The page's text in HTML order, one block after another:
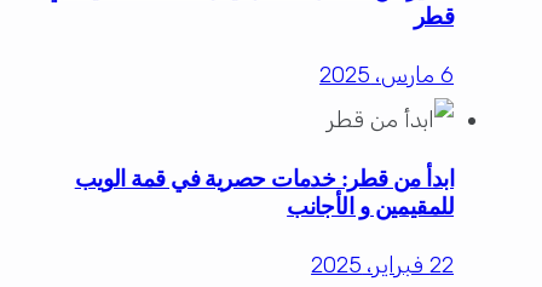
قطر
6 مارس، 2025
ابدأ من قطر: خدمات حصرية في قمة الويب
للمقيمين و الأجانب
22 فبراير، 2025